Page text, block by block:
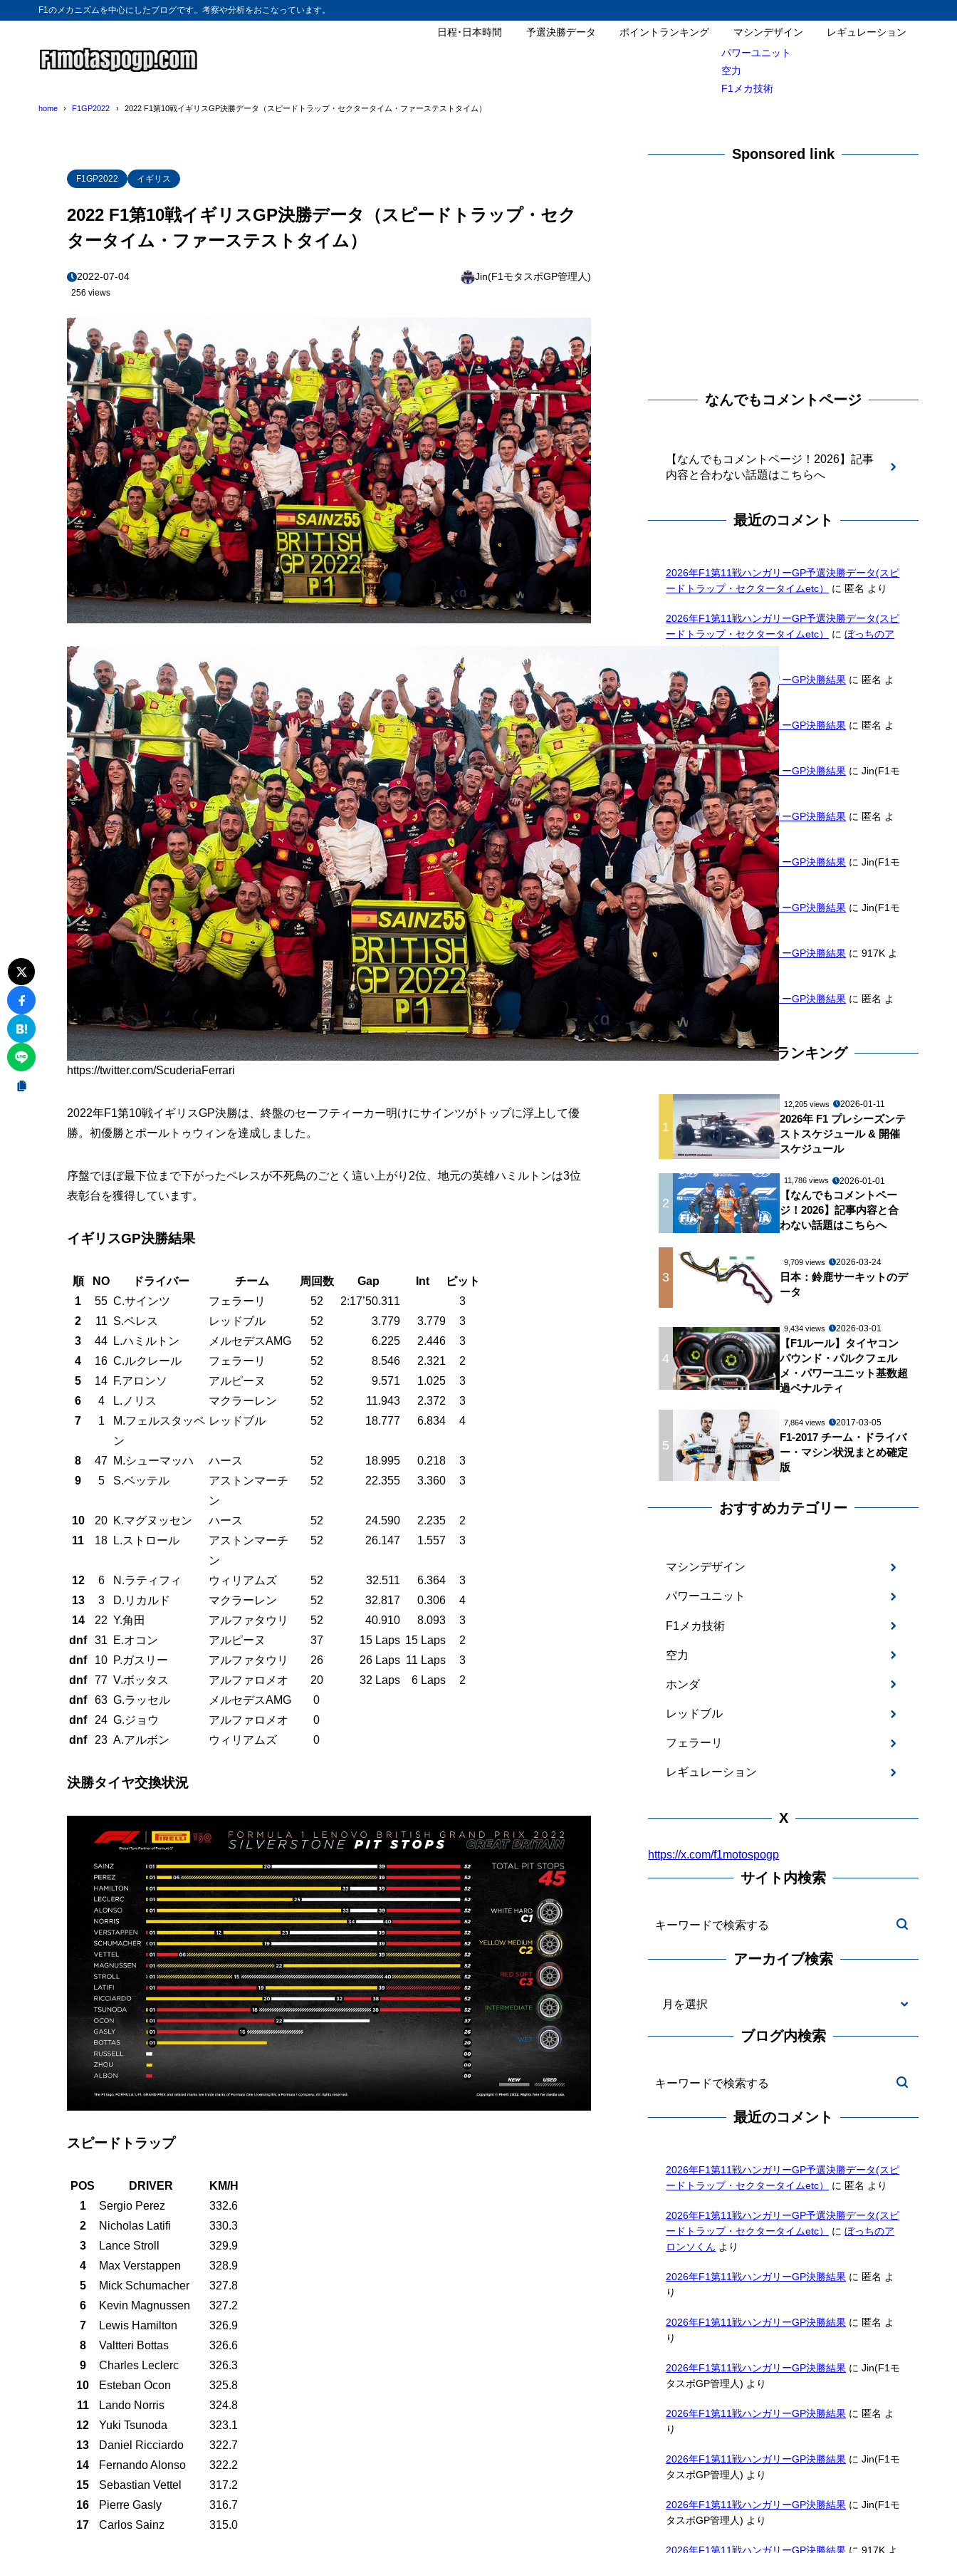
F1のメカニズムを中心にしたブログです。考察や分析をおこなっています。
日程･日本時間 予選決勝データ ポイントランキング
マシンデザイン
パワーユニット
空力
F1メカ技術
レギュレーション
home F1GP2022 2022 F1第10戦イギリスGP決勝データ（スピードトラップ・セクタータイム・ファーステストタイム）
F1GP2022 イギリス
2022 F1第10戦イギリスGP決勝データ（スピードトラップ・セク
タータイム・ファーステストタイム）
2022-07-04 Jin(F1モタスポGP管理人)
256 views
https://twitter.com/ScuderiaFerrari
2022年F1第10戦イギリスGP決勝は、終盤のセーフティーカー明けにサインツがトップに浮上して優
勝。初優勝とポールトゥウィンを達成しました。
序盤でほぼ最下位まで下がったペレスが不死鳥のごとく這い上がり2位、地元の英雄ハミルトンは3位
表彰台を獲得しています。
イギリスGP決勝結果
順 NO ドライバー チーム 周回数 Gap Int
ピット
1
55 C.サインツ フェラーリ 52 2:17’50.311
3
2
11 S.ペレス レッドブル 52 3.779 3.779
3
3
44 L.ハミルトン メルセデスAMG 52 6.225 2.446
3
4
16 C.ルクレール フェラーリ 52 8.546 2.321
2
5
14 F.アロンソ アルピーヌ 52 9.571 1.025
3
6
4 L.ノリス マクラーレン 52 11.943 2.372
3
7
1
M.フェルスタッペ
ン
レッドブル 52 18.777 6.834 4
8 47 M.シューマッハ ハース 52 18.995 0.218
3
9
5 S.ベッテル
アストンマーチ
ン
52 22.355 3.360 3
10 20 K.マグヌッセン ハース 52 24.590 2.235
2
11
18 L.ストロール
アストンマーチ
ン
52 26.147 1.557 3
12 6 N.ラティフィ ウィリアムズ 52 32.511 6.364
3
13
3 D.リカルド マクラーレン 52 32.817 0.306
4
14
22 Y.角田 アルファタウリ 52 40.910 8.093
3
dnf
31 E.オコン アルピーヌ 37 15 Laps 15 Laps
2
dnf
10 P.ガスリー アルファタウリ 26 26 Laps 11 Laps
3
dnf
77 V.ボッタス アルファロメオ 20 32 Laps 6 Laps
2
dnf
63 G.ラッセル メルセデスAMG
0
dnf
24 G.ジョウ アルファロメオ
0
dnf
23 A.アルボン ウィリアムズ 0
決勝タイヤ交換状況
スピードトラップ
POS DRIVER
KM/H
1
Sergio Perez
332.6
2
Nicholas Latifi
330.3
3
Lance Stroll
329.9
4
Max Verstappen
328.9
5
Mick Schumacher
327.8
6
Kevin Magnussen
327.2
7
Lewis Hamilton
326.9
8
Valtteri Bottas
326.6
9
Charles Leclerc
326.3
10
Esteban Ocon
325.8
11
Lando Norris
324.8
12
Yuki Tsunoda
323.1
13
Daniel Ricciardo
322.7
14
Fernando Alonso
322.2
15
Sebastian Vettel
317.2
16
Pierre Gasly
316.7
17
Carlos Sainz 315.0
Sponsored link
なんでもコメントページ
【なんでもコメントページ！2026】記事
内容と合わない話題はこちらへ
最近のコメント
2026年F1第11戦ハンガリーGP予選決勝データ(スピ
ードトラップ・セクタータイムetc）
に 匿名 より
2026年F1第11戦ハンガリーGP予選決勝データ(スピ
ードトラップ・セクタータイムetc）
にぼっちのア
ロンソくん
より
2026年F1第11戦ハンガリーGP決勝結果 に 匿名 よ
り
2026年F1第11戦ハンガリーGP決勝結果 に 匿名 よ
り
2026年F1第11戦ハンガリーGP決勝結果 にJin(F1モ
タスポGP管理人)より
2026年F1第11戦ハンガリーGP決勝結果 に 匿名 よ
り
2026年F1第11戦ハンガリーGP決勝結果 にJin(F1モ
タスポGP管理人)より
2026年F1第11戦ハンガリーGP決勝結果 にJin(F1モ
タスポGP管理人)より
2026年F1第11戦ハンガリーGP決勝結果 に917K よ
2026年F1第11戦ハンガリーGP決勝結果 に 匿名 よ
アクセスランキング
1
12,205 views 2026-01-11
2026年 F1 プレシーズンテ
ストスケジュール & 開催
スケジュール
2
11,786 views 2026-01-01
【なんでもコメントペー
ジ！2026】記事内容と合
わない話題はこちらへ
3
9,709 views 2026-03-24
日本：鈴鹿サーキットのデ
ータ
4
9,434 views 2026-03-01
【F1ルール】タイヤコン
パウンド・パルクフェル
メ・パワーユニット基数超
過ペナルティ
5
7,864 views 2017-03-05
F1-2017 チーム・ドライバ
ー・マシン状況まとめ確定
版
おすすめカテゴリー
マシンデザイン
パワーユニット
F1メカ技術
空力
ホンダ
レッドブル
フェラーリ
レギュレーション
X
https://x.com/f1motospogp
サイト内検索
アーカイブ検索
ブログ内検索
最近のコメント
2026年F1第11戦ハンガリーGP予選決勝データ(スピ
ードトラップ・セクタータイムetc）
に 匿名 より
2026年F1第11戦ハンガリーGP予選決勝データ(スピ
ードトラップ・セクタータイムetc）
にぼっちのア
ロンソくん より
2026年F1第11戦ハンガリーGP決勝結果 に 匿名 よ
り
2026年F1第11戦ハンガリーGP決勝結果 に 匿名 よ
り
2026年F1第11戦ハンガリーGP決勝結果 にJin(F1モ
タスポGP管理人) より
2026年F1第11戦ハンガリーGP決勝結果 に 匿名 よ
り
2026年F1第11戦ハンガリーGP決勝結果 にJin(F1モ
タスポGP管理人) より
2026年F1第11戦ハンガリーGP決勝結果 にJin(F1モ
タスポGP管理人) より
2026年F1第11戦ハンガリーGP決勝結果 に917K よ